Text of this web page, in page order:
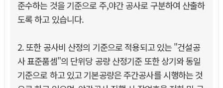
준수하는 것을 기준으로 주,야간 공사로 구분하여 산출하
도록 하고 있습니다.
2. 또한 공사비 산정의 기준으로 적용되고 있는 "건설공
사 표준품셈"의 단위당 공량 산정기준 또한 상기와 동일
기준으로 하고 있고 기본공량은 주간공사를 시행하는 것